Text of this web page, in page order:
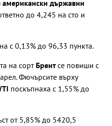
държавни
до 4,245 на сто и
с 0,13% до 96,33 пункта.
на сорт Брентсе повиши с
Фючърсите върху
поскъпнаха с 1,55% до
от 5,85% до 5420,5